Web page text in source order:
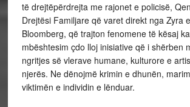
të drejtëpërdrejta me rajonet e policisë,
Drejtësi Familjare që varet direkt nga Zyra
Bloomberg, që trajton fenomene të kësaj
mbështesim çdo lloj inisiative që i shërben
ngritjes së vlerave humane, kulturore e
njerës. Ne dënojmë krimin e dhunën,
viktimën e individin e lënduar.